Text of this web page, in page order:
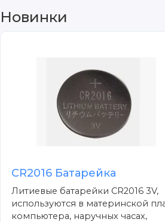
Новинки
CR2016 Батарейка
Литиевые батарейки CR2016 3V,
используются в материнской
компьютера, наручных часах,